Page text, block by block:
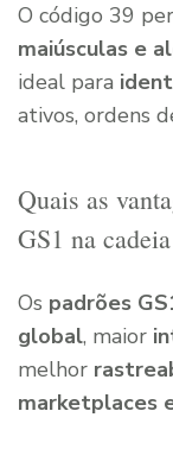
O código 39
maiúsculas e
ideal para
ativos, ordens
Quais as
GS1 na
Os padrões
global, maior
melhor
marketplaces